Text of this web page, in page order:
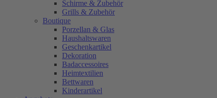
Schirme & Zubehör
Grills & Zubehör
Boutique
Porzellan & Glas
Haushaltswaren
Geschenkartikel
Dekoration
Badaccessoires
Heimtextilien
Bettwaren
Kinderartikel